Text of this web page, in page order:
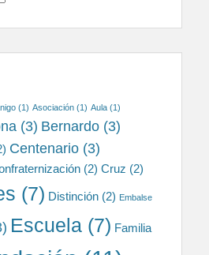
(1) Asociación (1) Aula (1)
(3) Bernardo (3)
Centenario (3)
(2) Cruz (2)
(7) Distinción (2) Embalse
Escuela (7) Familia